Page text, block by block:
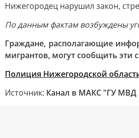
Нижегородец нарушил закон,
По данным фактам возбуждены
Граждане, располагающие
мигрантов, могут сообщить эти
Полиция Нижегородской
Источник: Канал в МАКС "ГУ МВД